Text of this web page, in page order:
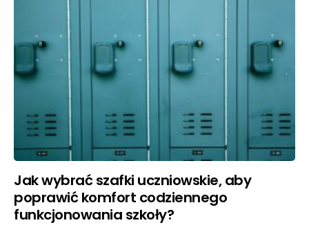
Jak wybrać szafki uczniowskie, aby
poprawić komfort codziennego
funkcjonowania szkoły?